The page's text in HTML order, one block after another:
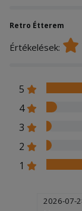
Retro Étterem
Értékelések:
5
4
3
2
1
2026-07-